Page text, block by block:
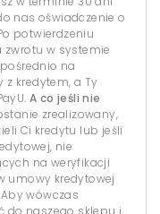
nas oświadczenie o
potwierdzeniu
w systemie
na
kredytem, a Ty
A co jeśli nie
zrealizowany,
Ci kredytu lub jeśli
nie
na weryfikacji
umowy kredytowej
wówczas